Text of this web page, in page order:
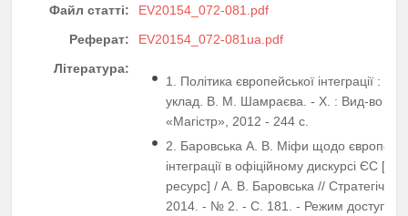
Файл статті:
EV20154_072-081.pdf
Реферат:
EV20154_072-081ua.pdf
Література:
1. Політика європейської інтеграції :
уклад. В. М. Шамраєва. - Х. : Вид-во
«Магістр», 2012 - 244 с.
2. Баровська А. В. Міфи щодо
інтеграції в офіційному дискурсі ЄС
ресурс] / А. В. Баровська // Стратегічні
2014. - № 2. - С. 181. - Режим доступу: